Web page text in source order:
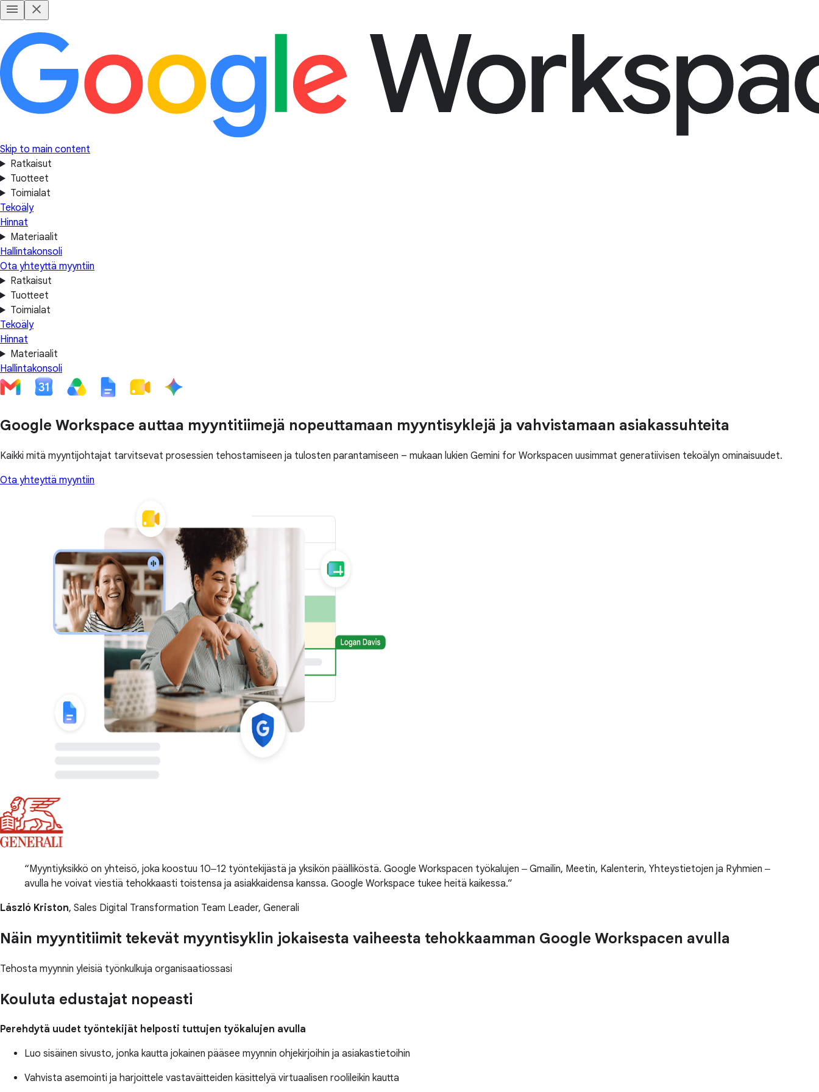
Skip to main content
Ratkaisut
Tuotteet
Toimialat
Tekoäly
Hinnat
Materiaalit
Hallintakonsoli
Ota yhteyttä myyntiin
Ratkaisut
Tuotteet
Toimialat
Tekoäly
Hinnat
Materiaalit
Hallintakonsoli
Google Workspace auttaa myyntitiimejä nopeuttamaan myyntisyklejä ja vahvistamaan asiakassuhteita
Kaikki mitä myyntijohtajat tarvitsevat prosessien tehostamiseen ja tulosten parantamiseen – mukaan lukien Gemini for Workspacen uusimmat generatiivisen tekoälyn ominaisuudet.
Ota yhteyttä myyntiin
Myyntiyksikkö on yhteisö, joka koostuu 10‒12 työntekijästä ja yksikön päälliköstä. Google Workspacen työkalujen ‒ Gmailin, Meetin, Kalenterin, Yhteystietojen ja Ryhmien ‒
avulla he voivat viestiä tehokkaasti toistensa ja asiakkaidensa kanssa. Google Workspace tukee heitä kaikessa.
László Kriston, Sales Digital Transformation Team Leader, Generali
Näin myyntitiimit tekevät myyntisyklin jokaisesta vaiheesta tehokkaamman Google Workspacen avulla
Tehosta myynnin yleisiä työnkulkuja organisaatiossasi
Kouluta edustajat nopeasti
Perehdytä uudet työntekijät helposti tuttujen työkalujen avulla
Luo sisäinen sivusto, jonka kautta jokainen pääsee myynnin ohjekirjoihin ja asiakastietoihin
Vahvista asemointi ja harjoittele vastaväitteiden käsittelyä virtuaalisen roolileikin kautta